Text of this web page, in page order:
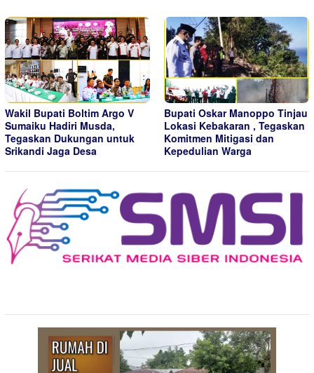
Wakil Bupati Boltim Argo V
Sumaiku Hadiri Musda,
Tegaskan Dukungan untuk
Srikandi Jaga Desa
Bupati Oskar Manoppo Tinjau
Lokasi Kebakaran , Tegaskan
Komitmen Mitigasi dan
Kepedulian Warga